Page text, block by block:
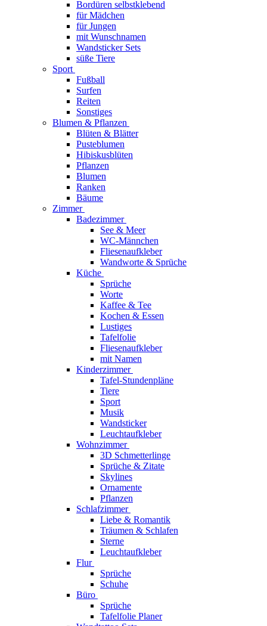
Bordüren selbstklebend
für Mädchen
für Jungen
mit Wunschnamen
Wandsticker Sets
süße Tiere
Sport
Fußball
Surfen
Reiten
Sonstiges
Blumen & Pflanzen
Blüten & Blätter
Pusteblumen
Hibiskusblüten
Pflanzen
Blumen
Ranken
Bäume
Zimmer
Badezimmer
See & Meer
WC-Männchen
Fliesenaufkleber
Wandworte & Sprüche
Küche
Sprüche
Worte
Kaffee & Tee
Kochen & Essen
Lustiges
Tafelfolie
Fliesenaufkleber
mit Namen
Kinderzimmer
Tafel-Stundenpläne
Tiere
Sport
Musik
Wandsticker
Leuchtaufkleber
Wohnzimmer
3D Schmetterlinge
Sprüche & Zitate
Skylines
Ornamente
Pflanzen
Schlafzimmer
Liebe & Romantik
Träumen & Schlafen
Sterne
Leuchtaufkleber
Flur
Sprüche
Schuhe
Büro
Sprüche
Tafelfolie Planer